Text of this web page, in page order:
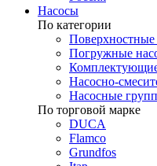
Насосы
По категории
Поверхностные
Погружные
Насосно-
Насосные
По торговой марке
DUCA
Flamco
Grundfos